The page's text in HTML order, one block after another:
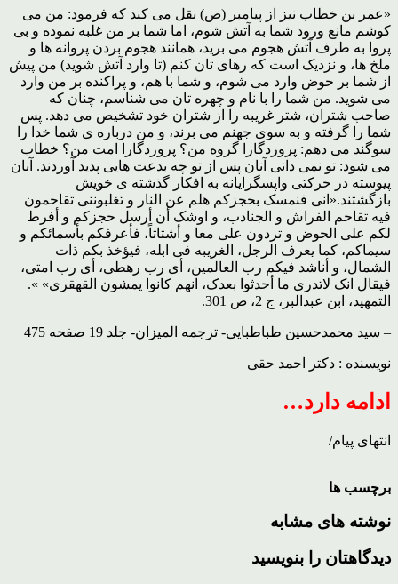
«عمر بن خطاب نیز از پیامبر (ص) نقل می کند که فرمود: من می
کوشم مانع ورود شما به آتش شوم، اما شما بر من غلبه نموده و بی
پروا به طرف آتش هجوم می برید، همانند هجوم بردن پروانه ها و
ملخ ها، و نزدیک است که رهای تان کنم (تا وارد آتش شوید) من پیش
از شما بر حوض وارد می شوم، و شما با هم، و پراکنده بر من وارد
می شوید. من شما را با نام و چهره تان می شناسم، چنان که
صاحب شتران، شتر غریبه را از شتران خود تشخیص می دهد. پس
شما را گرفته و به سوی جهنم می برند، و من درباره ی شما خدا را
سوگند می دهم: پروردگارا گروه من؟ پروردگارا امت من؟ خطاب
می شود: تو نمی دانی آنان پس از تو چه بدعت هایی پدید آوردند. آنان
پیوسته در حرکتی واپسگرایانه به افکار گذشته ی خویش
بازگشتند.«انی فنمسک بحجزکم هلم عن النار و تغلبوننی تقاحمون
فیه تقاحم الفراش و الجنادب، و اوشک أن أرسل حجزکم و أفرط
لکم علی الحوض و تردون علی معا و أشتاتاً، فأعرفکم بأسمائکم و
سیماکم، کما یعرف الرجل، الغریبه فی ابله، فیؤخذ بکم ذات
الشمال، و أناشد فیکم رب العالمین، أی رب رهطی، أی رب امتی،
فیقال انک لاتدری ما أحدثوا بعدک، انهم کانوا یمشون القهقری» ».
التمهید، ابن عبدالبر، ج 2، ص 301.
– سید محمدحسین طباطبایی- ترجمه المیزان- جلد ‏19 صفحه 475
نویسنده : دکتر احمد حقی
ادامه دارد…
انتهای پیام/
برچسب ها
نوشته های مشابه
دیدگاهتان را بنویسید